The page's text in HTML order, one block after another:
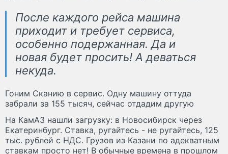
После каждого рейса машина
приходит и требует сервиса,
особенно подержанная. Да и
новая будет просить! А деваться
некуда.
Гоним Сканию в сервис. Одну машину оттуда
забрали за 155 тысяч, сейчас отдадим другую
На КамАЗ нашли загрузку: в Новосибирск через
Екатеринбург. Ставка, ругайтесь - не ругайтесь, 125
тыс. рублей с НДС. Грузов из Казани по адекватным
ставкам просто нет! В обычные времена в прошлом